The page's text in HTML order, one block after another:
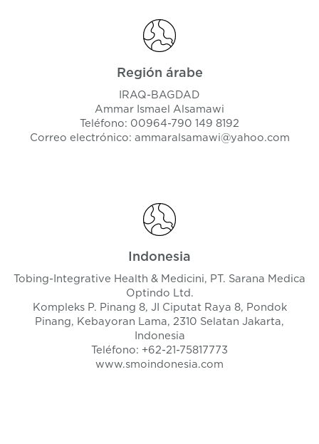
Región árabe
IRAQ-BAGDAD
Ammar Ismael Alsamawi
Teléfono: 00964-790 149 8192
Correo electrónico: ammaralsamawi@yahoo.com
Indonesia
Tobing-Integrative Health & Medicini, PT. Sarana Medica
Optindo Ltd.
Kompleks P. Pinang 8, JI Ciputat Raya 8, Pondok
Pinang, Kebayoran Lama, 2310 Selatan Jakarta,
Indonesia
Teléfono: +62-21-75817773
www.smoindonesia.com